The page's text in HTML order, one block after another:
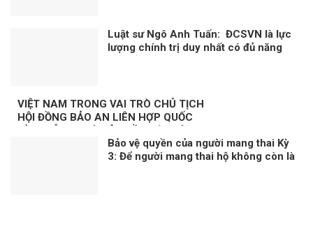
Luật sư Ngô Anh Tuấn: ĐCSVN là lực
lượng chính trị duy nhất có đủ năng
VIỆT NAM TRONG VAI TRÒ CHỦ TỊCH
HỘI ĐỒNG BẢO AN LIÊN HỢP QUỐC
Bảo vệ quyền của người mang thai Kỳ
3: Để người mang thai hộ không còn là